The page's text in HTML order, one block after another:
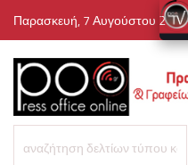
Παρασκευή, 7 Αυγούστου 2026